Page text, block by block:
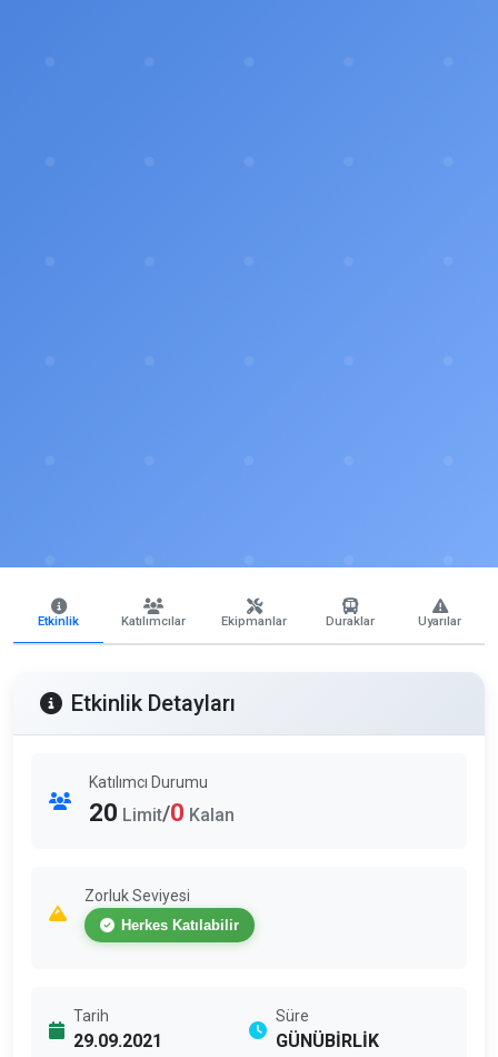
Etkinlik Katılımcılar Ekipmanlar Duraklar Uyarılar
Etkinlik Detayları
Katılımcı Durumu
20 Limit/0 Kalan
Zorluk Seviyesi
Herkes Katılabilir
Tarih
29.09.2021
Süre
GÜNÜBİRLİK